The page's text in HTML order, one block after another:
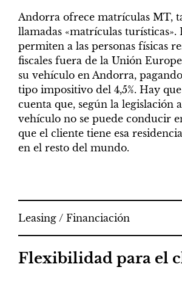
Andorra ofrece matrículas MT,
llamadas «matrículas turísticas».
permiten a las personas físicas
fiscales fuera de la Unión
su vehículo en Andorra,
tipo impositivo del 4,5%. Hay
cuenta que, según la legislación
vehículo no se puede conducir
que el cliente tiene esa
en el resto del mundo.
Leasing / Financiación
Flexibilidad para el